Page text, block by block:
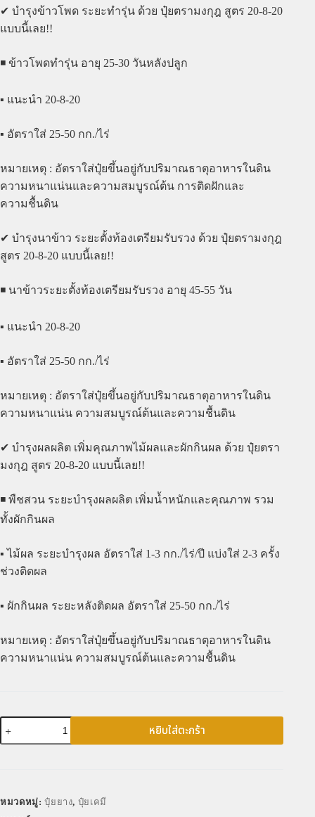
✔ บำรุงข้าวโพด ระยะทำรุ่น ด้วย ปุ๋ยตรามงกุฎ สูตร 20-8-20
แบบนี้เลย!!
◾️ ข้าวโพดทำรุ่น อายุ 25-30 วันหลังปลูก
▪️ แนะนำ 20-8-20
▪️ อัตราใส่ 25-50 กก./ไร่
หมายเหตุ : อัตราใส่ปุ๋ยขึ้นอยู่กับปริมาณธาตุอาหารในดิน
ความหนาแน่นและความสมบูรณ์ต้น การติดฝักและ
ความชื้นดิน
✔ บำรุงนาข้าว ระยะตั้งท้องเตรียมรับรวง ด้วย ปุ๋ยตรามงกุฎ
สูตร 20-8-20 แบบนี้เลย!!
◾️ นาข้าวระยะตั้งท้องเตรียมรับรวง อายุ 45-55 วัน
▪️ แนะนำ 20-8-20
▪️ อัตราใส่ 25-50 กก./ไร่
หมายเหตุ : อัตราใส่ปุ๋ยขึ้นอยู่กับปริมาณธาตุอาหารในดิน
ความหนาแน่น ความสมบูรณ์ต้นและความชื้นดิน
✔ บำรุงผลผลิต เพิ่มคุณภาพไม้ผลและผักกินผล ด้วย ปุ๋ยตรา
มงกุฎ สูตร 20-8-20 แบบนี้เลย!!
◾️ พืชสวน ระยะบำรุงผลผลิต เพิ่มน้ำหนักและคุณภาพ รวม
ทั้งผักกินผล
▪️ ไม้ผล ระยะบำรุงผล อัตราใส่ 1-3 กก./ไร่/ปี แบ่งใส่ 2-3 ครั้ง
ช่วงติดผล
▪️ ผักกินผล ระยะหลังติดผล อัตราใส่ 25-50 กก./ไร่
หมายเหตุ : อัตราใส่ปุ๋ยขึ้นอยู่กับปริมาณธาตุอาหารในดิน
ความหนาแน่น ความสมบูรณ์ต้นและความชื้นดิน
หยิบใส่ตะกร้า
หมวดหมู่:ปุ๋ยยาง, ปุ๋ยเคมี